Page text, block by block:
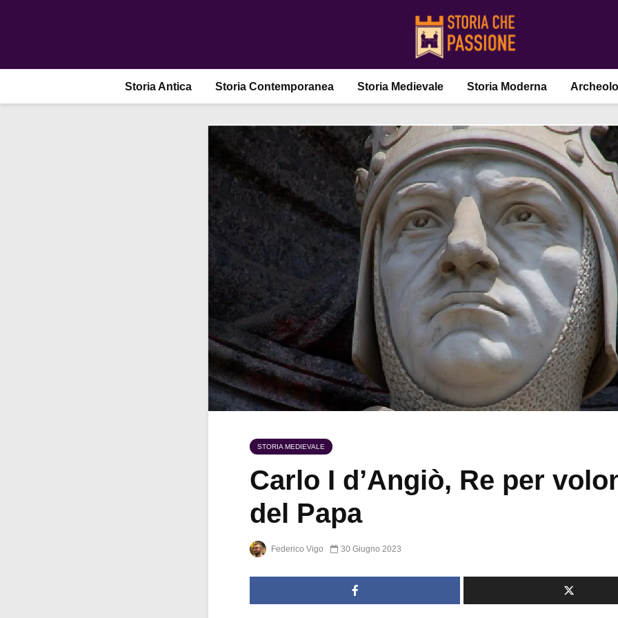
Storia Antica Storia Contemporanea Storia Medievale Storia Moderna
STORIA MEDIEVALE
Carlo I d’Angiò, Re per
del Papa
Federico Vigo 30 Giugno 2023